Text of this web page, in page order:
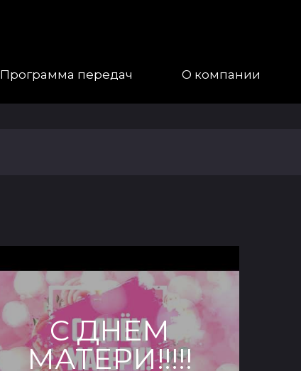
Программа передач О компании
С ДНЕМ
МАТЕРИ!!!!!